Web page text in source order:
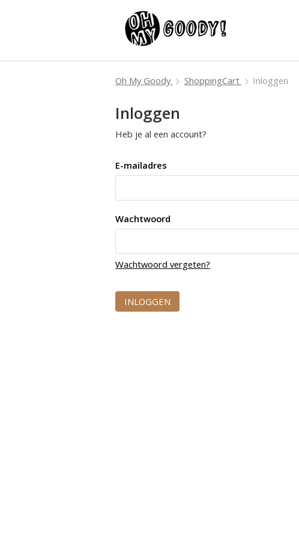
Oh My Goody ShoppingCart Inloggen
Inloggen
Heb je al een account?
E-mailadres
Wachtwoord
Wachtwoord vergeten?